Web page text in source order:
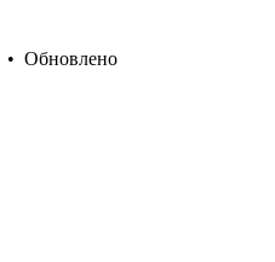
• Обновлено